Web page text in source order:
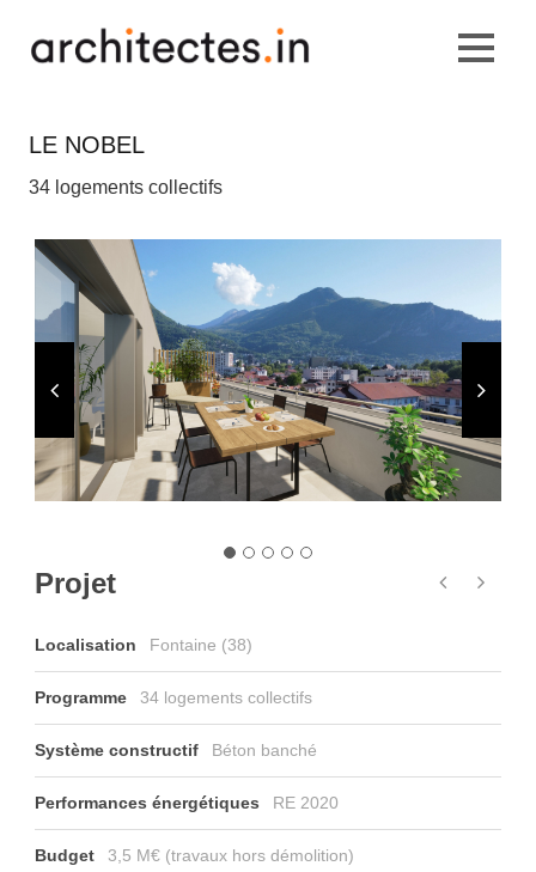
LE NOBEL
34 logements collectifs
Projet
Localisation Fontaine (38)
Programme 34 logements collectifs
Système constructif Béton banché
Performances énergétiques RE 2020
Budget 3,5 M€ (travaux hors démolition)